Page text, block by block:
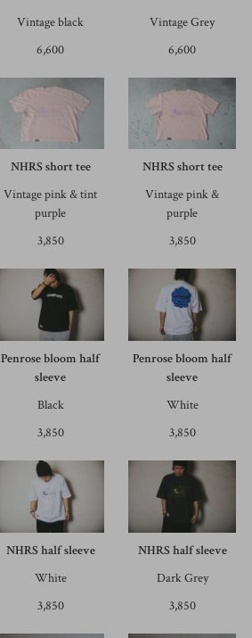
Vintage black
6,600
Vintage Grey
6,600
NHRS short tee
Vintage pink & tint
purple
3,850
NHRS short tee
Vintage pink &
purple
3,850
Penrose bloom half
sleeve
Black
3,850
Penrose bloom half
sleeve
White
3,850
NHRS half sleeve
White
3,850
NHRS half sleeve
Dark Grey
3,850